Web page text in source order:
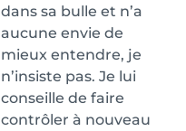
dans sa bulle et n’a
aucune envie de
mieux entendre, je
n’insiste pas. Je lui
conseille de faire
contrôler à nouveau